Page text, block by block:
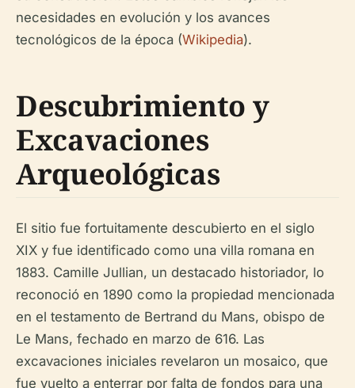
necesidades en evolución y los avances
tecnológicos de la época (Wikipedia).
Descubrimiento y
Excavaciones
Arqueológicas
El sitio fue fortuitamente descubierto en el siglo
XIX y fue identificado como una villa romana en
1883. Camille Jullian, un destacado historiador, lo
reconoció en 1890 como la propiedad mencionada
en el testamento de Bertrand du Mans, obispo de
Le Mans, fechado en marzo de 616. Las
excavaciones iniciales revelaron un mosaico, que
fue vuelto a enterrar por falta de fondos para una